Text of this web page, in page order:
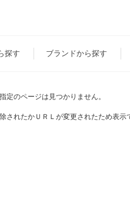
探す ブランドから探す
定のページは見つかりません。
されたかＵＲＬが変更されたため表示